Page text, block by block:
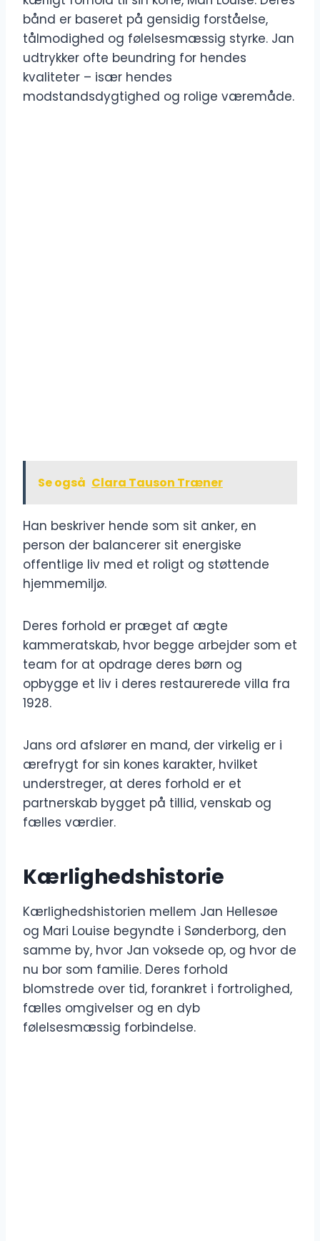
bånd er baseret på gensidig forståelse,
tålmodighed og følelsesmæssig styrke. Jan
udtrykker ofte beundring for hendes
kvaliteter – især hendes
modstandsdygtighed og rolige væremåde.
Se også Clara Tauson Træner
Han beskriver hende som sit anker, en
person der balancerer sit energiske
offentlige liv med et roligt og støttende
hjemmemiljø.
Deres forhold er præget af ægte
kammeratskab, hvor begge arbejder som et
team for at opdrage deres børn og
opbygge et liv i deres restaurerede villa fra
1928.
Jans ord afslører en mand, der virkelig er i
ærefrygt for sin kones karakter, hvilket
understreger, at deres forhold er et
partnerskab bygget på tillid, venskab og
fælles værdier.
Kærlighedshistorie
Kærlighedshistorien mellem Jan Hellesøe
og Mari Louise begyndte i Sønderborg, den
samme by, hvor Jan voksede op, og hvor de
nu bor som familie. Deres forhold
blomstrede over tid, forankret i fortrolighed,
fælles omgivelser og en dyb
følelsesmæssig forbindelse.